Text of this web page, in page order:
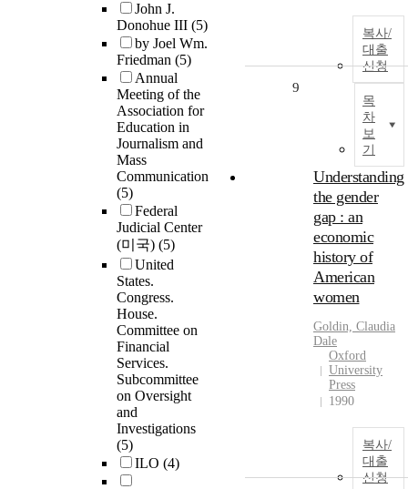
John J.
Donohue III (5)
by Joel Wm.
Friedman (5)
Annual
Meeting of the
Association for
Education in
Journalism and
Mass
Communication
(5)
Federal
Judicial Center
(미국) (5)
United
States.
Congress.
House.
Committee on
Financial
Services.
Subcommittee
on Oversight
and
Investigations
(5)
ILO (4)
복사/
대출
신청
목
차
보
기
9
Understanding
the gender
gap : an
economic
history of
American
women
Goldin, Claudia
Dale
Oxford
University
Press
1990
복사/
대출
신청